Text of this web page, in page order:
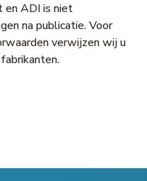
en ADI is niet
na publicatie. Voor
verwijzen wij u